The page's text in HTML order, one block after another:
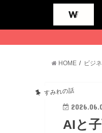
HOME ビジ
すみれの話
AIと